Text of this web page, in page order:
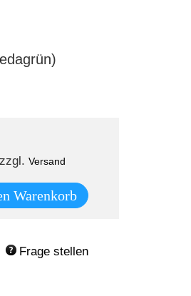
zzgl.Versand
Warenkorb
Frage stellen